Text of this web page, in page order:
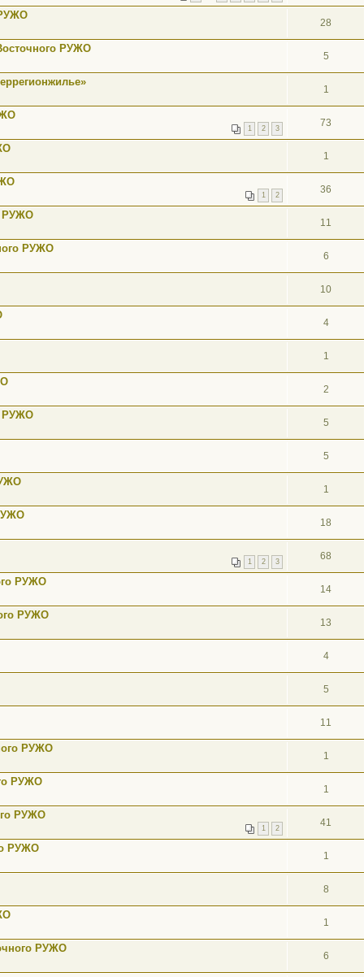
РУЖО
28
РУЖО
5
1
1 2 3 73
1
1 2 36
РУЖО
11
РУЖО
6
10
4
1
2
РУЖО
5
5
1
18
1 2 3 68
РУЖО
14
РУЖО
13
4
5
11
РУЖО
1
РУЖО
1
РУЖО
1 2 41
РУЖО
1
8
1
РУЖО
6